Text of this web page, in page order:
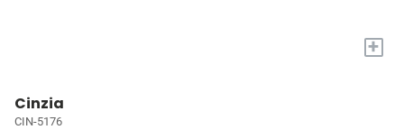
+
Cinzia
CIN-5176